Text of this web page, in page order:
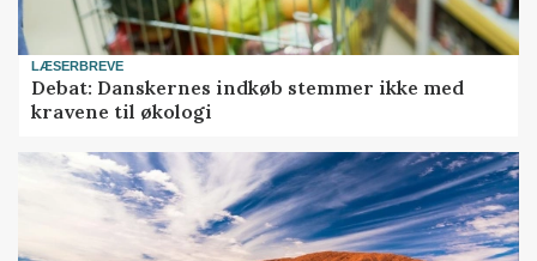
LÆSERBREVE
Debat: Danskernes indkøb stemmer ikke med
kravene til økologi